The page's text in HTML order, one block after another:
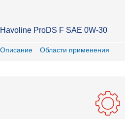
Havoline ProDS F SAE 0W-30
Описание Области применения